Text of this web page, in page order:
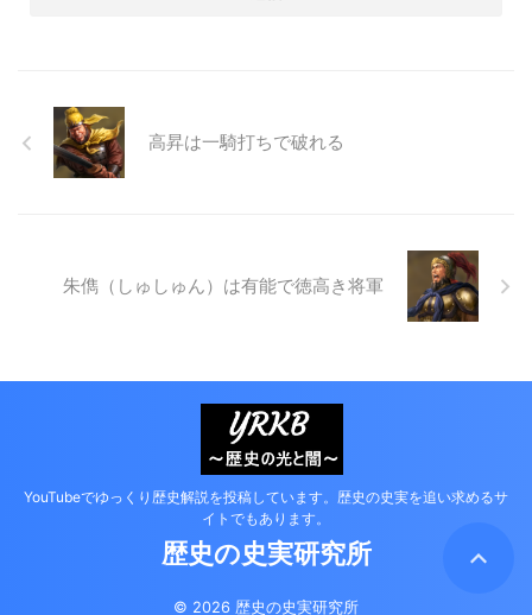
高昇は一騎打ちで破れる
朱儁（しゅしゅん）は有能で徳高き将軍
YouTubeでゆっくり歴史解説を投稿しています。歴史の史実を追い求めるサ
イトでもあります。
歴史の史実研究所
© 2026 歴史の史実研究所